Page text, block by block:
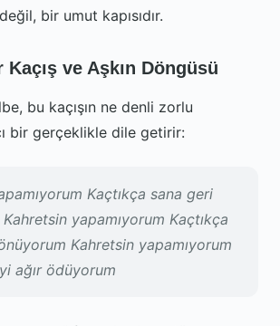
bir umut kapısıdır.
Kaçış ve Aşkın Döngüsü
bu kaçışın ne denli zorlu
bir gerçeklikle dile getirir:
Kaçtıkça sana geri
yapamıyorum Kaçtıkça
Kahretsin yapamıyorum
ağır ödüyorum